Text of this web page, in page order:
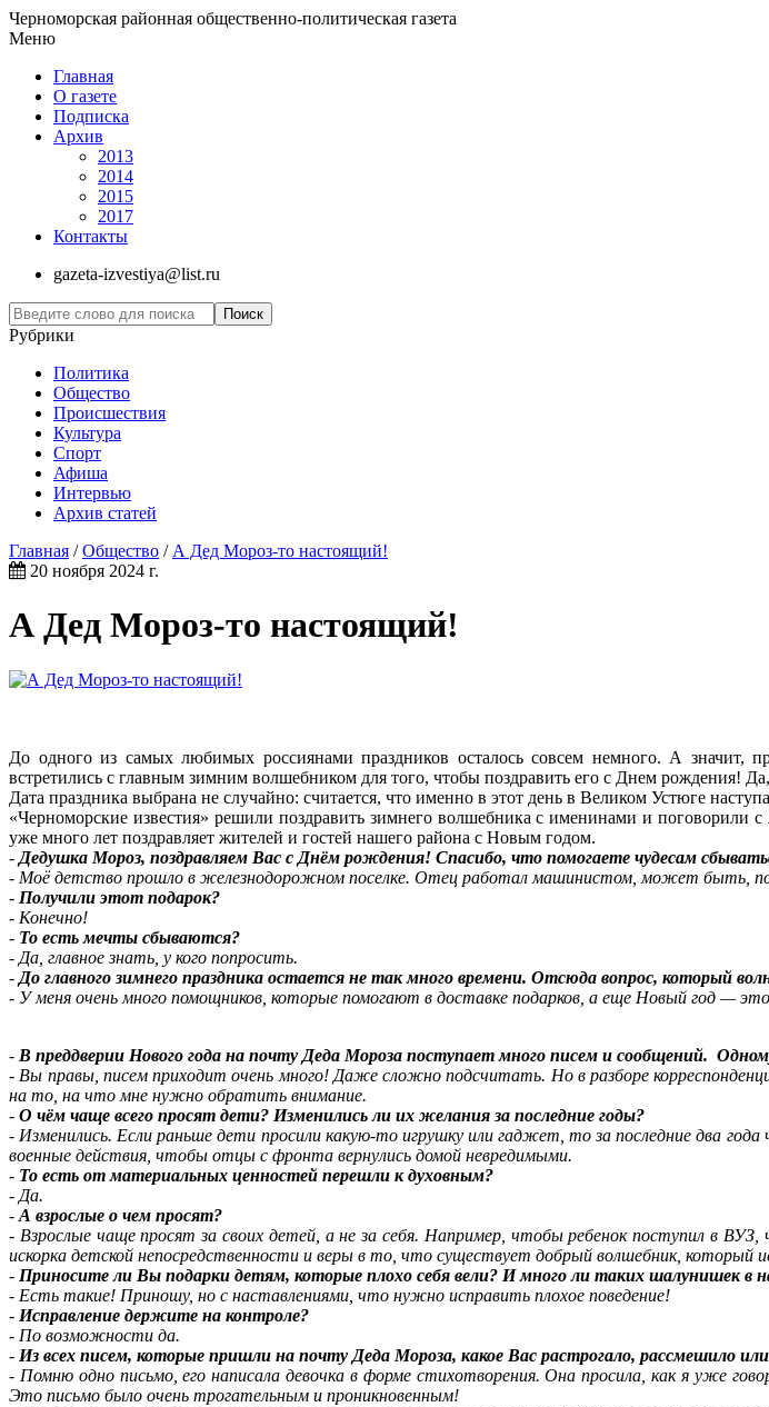
Черноморская районная общественно-политическая газета
Меню
Главная
О газете
Подписка
Архив
2013
2014
2015
2017
Контакты
gazeta-izvestiya@list.ru
Рубрики
Политика
Общество
Проиcшествия
Культура
Спорт
Афиша
Интервью
Архив статей
Главная /Общество / А Дед Мороз‑то настоящий!
20 ноября 2024 г.
А Дед Мороз‑то настоящий!
До одного из самых любимых россиянами праздников осталось совсем немного. А
встретились с главным зимним волшебником для того, чтобы поздравить его с Днем рождения!
Дата праздника выбрана не случайно: считается, что именно в этот день в Великом Устюге
«Черноморские известия» решили поздравить зимнего волшебника с именинами и поговорили с
уже много лет поздравляет жителей и гостей нашего района с Новым годом.
- Дедушка Мороз, поздравляем Вас с Днём рождения! Спасибо, что помогаете чудесам
- Моё детство прошло в железнодорожном поселке. Отец работал машинистом, может быть,
- Получили этот подарок?
- Конечно!
- То есть мечты сбываются?
- Да, главное знать, у кого попросить.
- До главного зимнего праздника остается не так много времени. Отсюда вопрос, который
- У меня очень много помощников, которые помогают в доставке подарков, а еще Новый год —
- В преддверии Нового года на почту Деда Мороза поступает много писем и сообщений.
- Вы правы, писем приходит очень много! Даже сложно подсчитать. Но в разборе
на то, на что мне нужно обратить внимание.
- О чём чаще всего просят дети? Изменились ли их желания за последние годы?
- Изменились. Если раньше дети просили какую-то игрушку или гаджет, то за последние два
военные действия, чтобы отцы с фронта вернулись домой невредимыми.
- То есть от материальных ценностей перешли к духовным?
- Да.
- А взрослые о чем просят?
- Взрослые чаще просят за своих детей, а не за себя. Например, чтобы ребенок поступил в
искорка детской непосредственности и веры в то, что существует добрый волшебник,
- Приносите ли Вы подарки детям, которые плохо себя вели? И много ли таких шалунишек в
- Есть такие! Приношу, но с наставлениями, что нужно исправить плохое поведение!
- Исправление держите на контроле?
- По возможности да.
- Из всех писем, которые пришли на почту Деда Мороза, какое Вас растрогало, рассмешило
- Помню одно письмо, его написала девочка в форме стихотворения. Она просила, как я уже
Это письмо было очень трогательным и проникновенным!